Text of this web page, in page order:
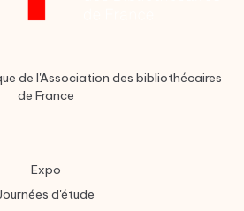
de l'Association des bibliothécaires
de France
Expo
d'étude